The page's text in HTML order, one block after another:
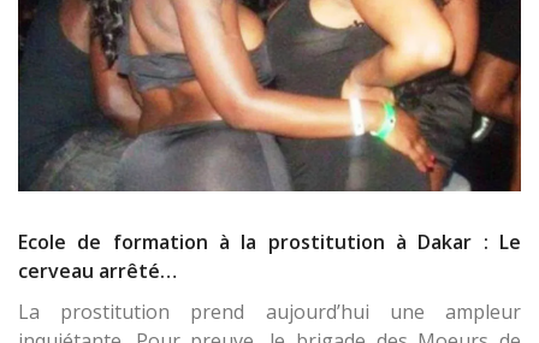
Ecole de formation à la prostitution à Dakar : Le
cerveau arrêté…
La prostitution prend aujourd’hui une ampleur